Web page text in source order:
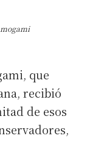
que
recibió
de esos